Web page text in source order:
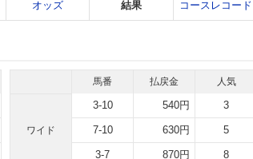
オッズ 結果 コースレコード
馬番 払戻金 人気
ワイド
3-10 540円 3
7-10 630円 5
3-7 870円 8